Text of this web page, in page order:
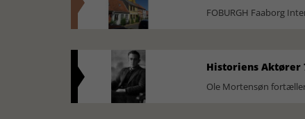
FOBURGH Faaborg
Historiens Aktører
Ole Mortensøn